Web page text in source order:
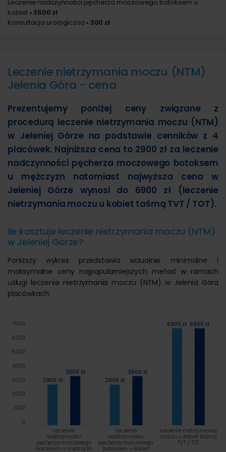
Leczenie nadczynności pęcherza moczowego botoksem u
kobiet• 3500 zł
Konsultacja urologiczna • 300 zł
Leczenie nietrzymania moczu (NTM)
Jelenia Góra - cena
Prezentujemy poniżej ceny związane z
procedurą leczenie nietrzymania moczu (NTM)
w Jeleniej Górze na podstawie cenników z 4
placówek. Najniższa cena to 2900 zł za leczenie
nadczynności pęcherza moczowego botoksem
u mężczyzn natomiast najwyższa cena w
Jeleniej Górze wynosi do 6900 zł (leczenie
nietrzymania moczu u kobiet taśmą TVT / TOT).
Ile kosztuje leczenie nietrzymania moczu (NTM)
w Jeleniej Górze?
Poniższy wykres przedstawia wizualnie minimalne i
maksymalne ceny najpopularniejszych metod w ramach
usługi leczenie nietrzymania moczu (NTM) w Jelenia Góra
placówkach:
2900 zł 2900 zł
6900 zł
3500 zł 3500 zł
6900 zł
Leczenie
nadczynności
pęcherza moczowego
botoksem u mężczyzn
Leczenie
nadczynności
pęcherza moczowego
botoksem u kobiet
Leczenie nietrzymania
moczu u kobiet taśmą
TVT / TOT
0
1000
2000
3000
4000
5000
6000
7000